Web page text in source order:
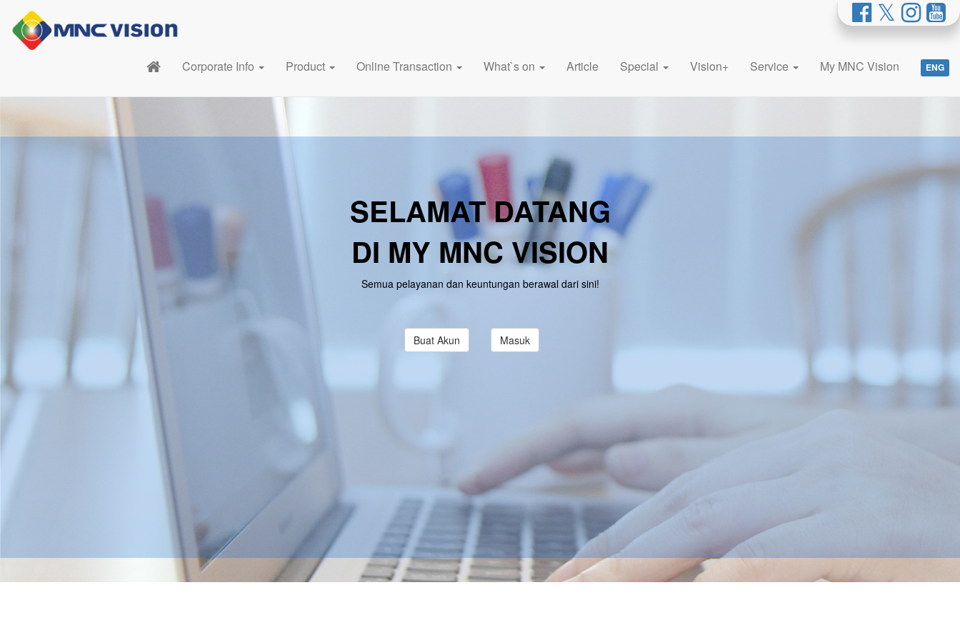
Corporate Info Product Online Transaction What`s on Article Special Vision+ Service My MNC Vision ENG
SELAMAT DATANG
DI MY MNC VISION
Semua pelayanan dan keuntungan berawal dari sini!
Buat Akun Masuk